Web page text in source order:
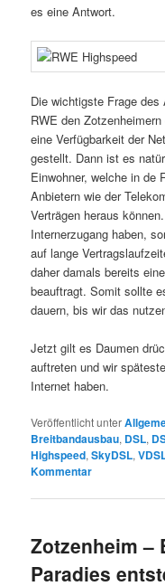
es eine Antwort.
Die wichtigste Frage des
RWE den
eine Verfügbarkeit der
gestellt. Dann ist es
Einwohner, welche in de
Anbietern wie der
Verträgen heraus
Internerzugang haben,
auf lange
daher damals bereits
beauftragt. Somit sollte
dauern, bis wir das
Jetzt gilt es Daumen
auftreten und wir
Internet haben.
Veröffentlicht unter
Breitbandausbau, DSL,
Highspeed,SkyDSL,
Kommentar
Zotzenheim –
Paradies